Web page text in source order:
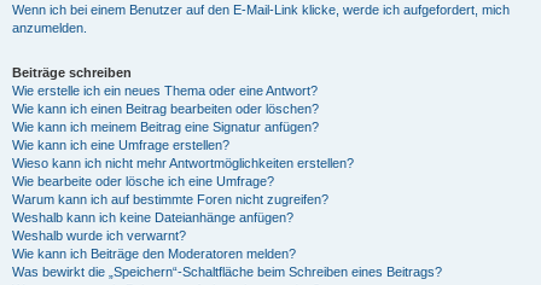
Wenn ich bei einem Benutzer auf den E-Mail-Link klicke, werde ich aufgefordert, mich
anzumelden.
Beiträge schreiben
Wie erstelle ich ein neues Thema oder eine Antwort?
Wie kann ich einen Beitrag bearbeiten oder löschen?
Wie kann ich meinem Beitrag eine Signatur anfügen?
Wie kann ich eine Umfrage erstellen?
Wieso kann ich nicht mehr Antwortmöglichkeiten erstellen?
Wie bearbeite oder lösche ich eine Umfrage?
Warum kann ich auf bestimmte Foren nicht zugreifen?
Weshalb kann ich keine Dateianhänge anfügen?
Weshalb wurde ich verwarnt?
Wie kann ich Beiträge den Moderatoren melden?
Was bewirkt die „Speichern“-Schaltfläche beim Schreiben eines Beitrags?